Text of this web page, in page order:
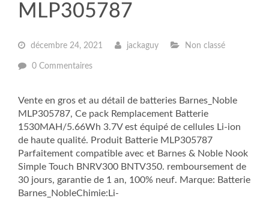
MLP305787
décembre 24, 2021 jackaguy Non classé
0 Commentaires
Vente en gros et au détail de batteries Barnes_Noble
MLP305787, Ce pack Remplacement Batterie
1530MAH/5.66Wh 3.7V est équipé de cellules Li-ion
de haute qualité. Produit Batterie MLP305787
Parfaitement compatible avec et Barnes & Noble Nook
Simple Touch BNRV300 BNTV350. remboursement de
30 jours, garantie de 1 an, 100% neuf. Marque: Batterie
Barnes_NobleChimie:Li-